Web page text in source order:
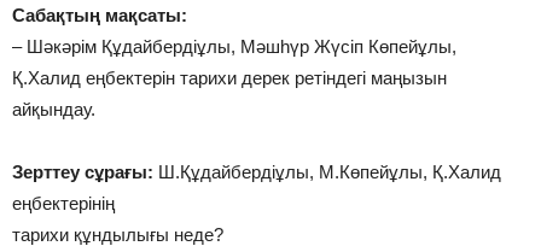
Сабақтың мақсаты:
– Шәкәрім Құдайбердіұлы, Мәшһүр Жүсіп Көпейұлы,
Қ.Халид еңбектерін тарихи дерек ретіндегі маңызын
айқындау.
Зерттеу сұрағы: Ш.Құдайбердіұлы, М.Көпейұлы, Қ.Халид
еңбектерінің
тарихи құндылығы неде?